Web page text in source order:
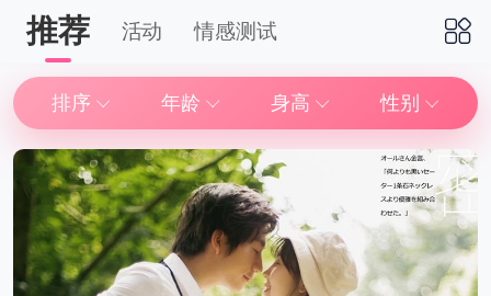
推荐 活动 情感测试
下拉刷新
排序 年龄 身高 性别